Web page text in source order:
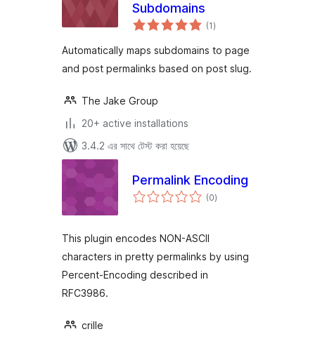
Subdomains
(1total
ratings
)
Automatically maps subdomains to page
and post permalinks based on post slug.
The Jake Group
20+ active installations
3.4.2 এর সাথে টেস্ট করা হয়েছে
Permalink Encoding
(0total
ratings
)
This plugin encodes NON-ASCII
characters in pretty permalinks by using
Percent-Encoding described in
RFC3986.
crille